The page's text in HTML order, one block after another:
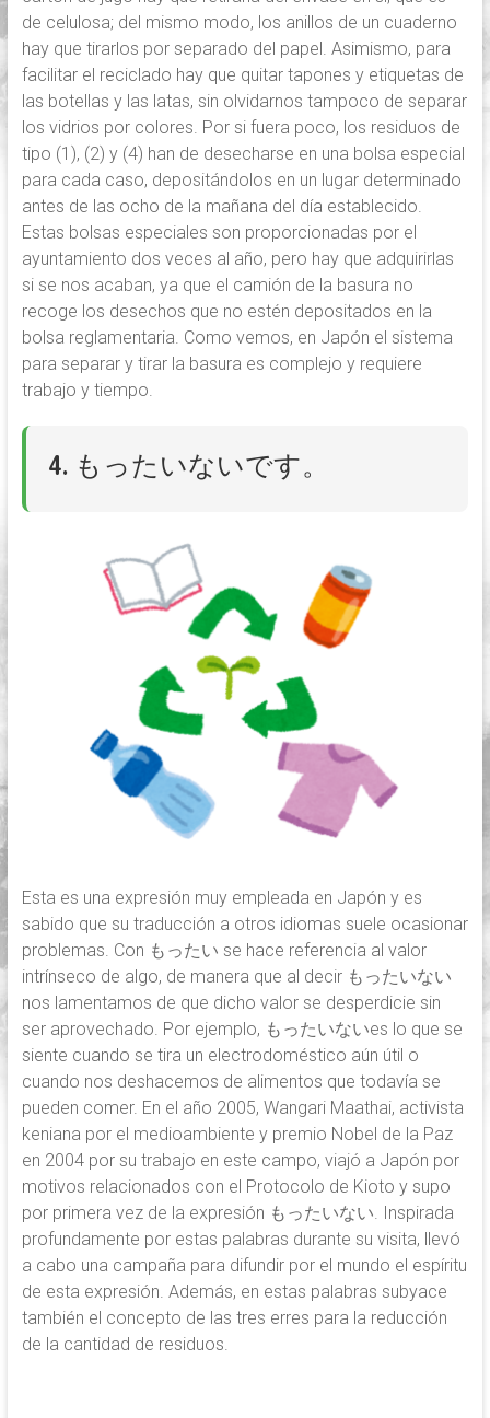
de celulosa; del mismo modo, los anillos de un cuaderno
hay que tirarlos por separado del papel. Asimismo, para
facilitar el reciclado hay que quitar tapones y etiquetas de
las botellas y las latas, sin olvidarnos tampoco de separar
los vidrios por colores. Por si fuera poco, los residuos de
tipo (1), (2) y (4) han de desecharse en una bolsa especial
para cada caso, depositándolos en un lugar determinado
antes de las ocho de la mañana del día establecido.
Estas bolsas especiales son proporcionadas por el
ayuntamiento dos veces al año, pero hay que adquirirlas
si se nos acaban, ya que el camión de la basura no
recoge los desechos que no estén depositados en la
bolsa reglamentaria. Como vemos, en Japón el sistema
para separar y tirar la basura es complejo y requiere
trabajo y tiempo.
4. もったいないです。
Esta es una expresión muy empleada en Japón y es
sabido que su traducción a otros idiomas suele ocasionar
problemas. Con もったい se hace referencia al valor
intrínseco de algo, de manera que al decir もったいない
nos lamentamos de que dicho valor se desperdicie sin
ser aprovechado. Por ejemplo, もったいないes lo que se
siente cuando se tira un electrodoméstico aún útil o
cuando nos deshacemos de alimentos que todavía se
pueden comer. En el año 2005, Wangari Maathai, activista
keniana por el medioambiente y premio Nobel de la Paz
en 2004 por su trabajo en este campo, viajó a Japón por
motivos relacionados con el Protocolo de Kioto y supo
por primera vez de la expresión もったいない. Inspirada
profundamente por estas palabras durante su visita, llevó
a cabo una campaña para difundir por el mundo el espíritu
de esta expresión. Además, en estas palabras subyace
también el concepto de las tres erres para la reducción
de la cantidad de residuos.